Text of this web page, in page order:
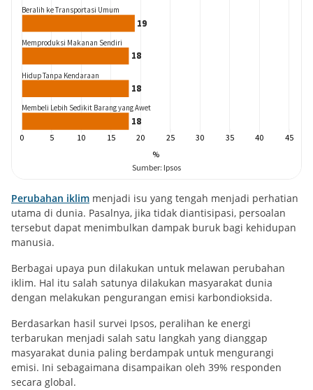
Perubahan iklim menjadi isu yang tengah menjadi perhatian
utama di dunia. Pasalnya, jika tidak diantisipasi, persoalan
tersebut dapat menimbulkan dampak buruk bagi kehidupan
manusia.
Berbagai upaya pun dilakukan untuk melawan perubahan
iklim. Hal itu salah satunya dilakukan masyarakat dunia
dengan melakukan pengurangan emisi karbondioksida.
Berdasarkan hasil survei Ipsos, peralihan ke energi
terbarukan menjadi salah satu langkah yang dianggap
masyarakat dunia paling berdampak untuk mengurangi
emisi. Ini sebagaimana disampaikan oleh 39% responden
secara global.